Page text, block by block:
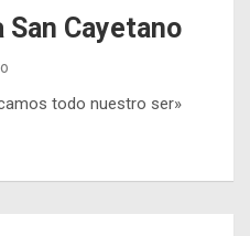
San Cayetano
todo nuestro ser»